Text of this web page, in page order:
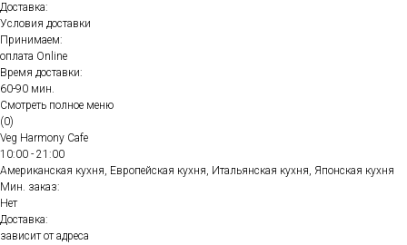
Доставка:
Условия доставки
Принимаем:
оплата Online
Время доставки:
60-90 мин.
Смотреть полное меню
(0)
Veg Harmony Cafe
10:00 - 21:00
Американская кухня, Европейская кухня, Итальянская кухня, Японская кухня
Мин. заказ:
Нет
Доставка:
зависит от адреса